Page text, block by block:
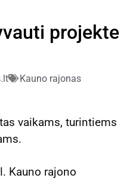
projekte
Kauno rajonas
vaikams, turintiems
Kauno rajono